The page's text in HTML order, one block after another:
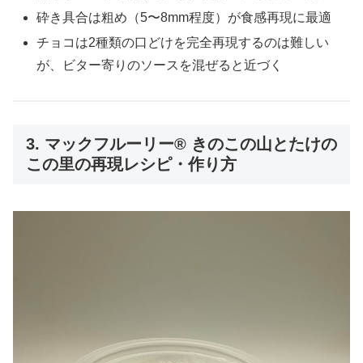
砕き具合は粗め（5〜8mm程度）が食感再現に最適
チョコは2種類の口どけを完全再現するのは難しい
が、ビター寄りのソースを混ぜると近づく
3. マックフルーリー® きのこの山とたけの
この里の再現レシピ・作り方